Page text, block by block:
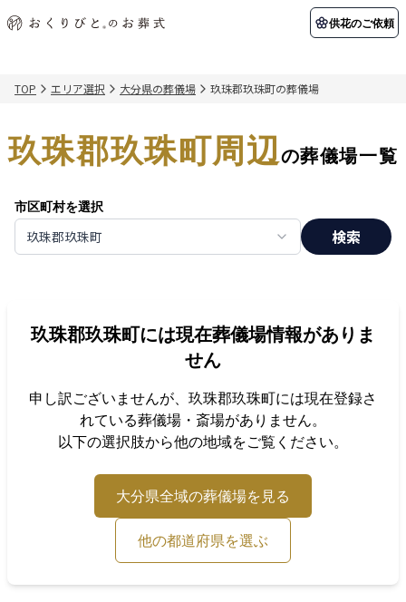
供花のご依頼
初めての方へ 納棺の儀とは？
アフターサポート
会社概要 店舗用地募集
関東エリア
千葉県
北海道エリア
ご葬儀事例 お客様の声
葬儀の知識 供花のご依頼
TOP エリア選択 大分県の葬儀場 玖珠郡玖珠町の葬儀場
玖珠郡玖珠町周辺の葬儀場一覧
市区町村を選択
玖珠郡玖珠町 検索
玖珠郡玖珠町には現在葬儀場情報がありま
せん
申し訳ございませんが、 玖珠郡玖珠町には現在登録さ
れている葬儀場・斎場がありません。
以下の選択肢から他の地域をご覧ください。
大分県全域の葬儀場を見る
他の都道府県を選ぶ